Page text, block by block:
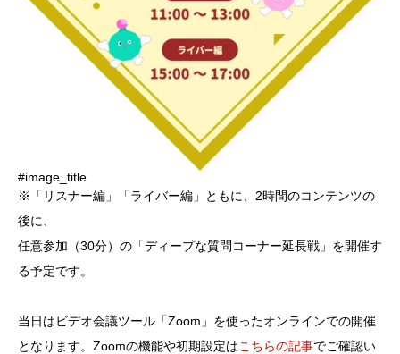
#image_title
※「リスナー編」「ライバー編」ともに、2時間のコンテンツの
後に、
任意参加（30分）の「ディープな質問コーナー延長戦」を開催す
る予定です。
当日はビデオ会議ツール「Zoom」を使ったオンラインでの開催
となります。Zoomの機能や初期設定はこちらの記事でご確認い